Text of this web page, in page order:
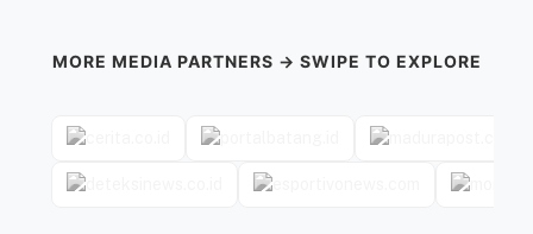
MORE MEDIA PARTNERS → SWIPE TO EXPLORE